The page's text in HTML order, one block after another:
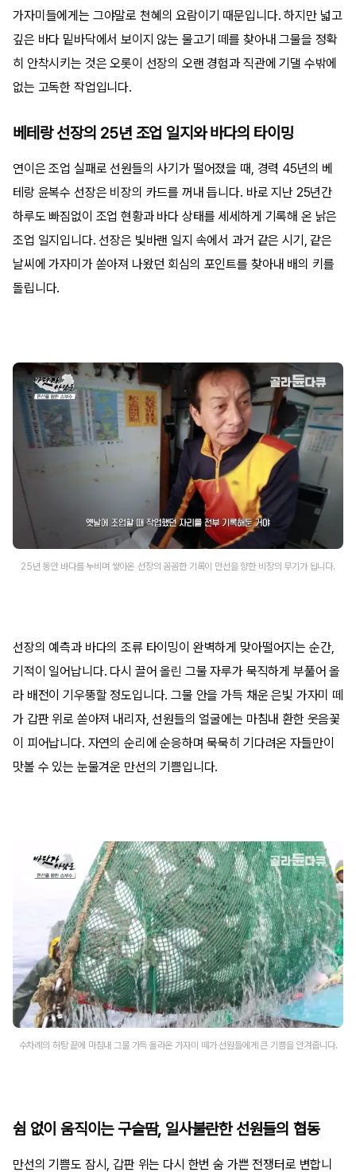
가자미들에게는 그야말로 천혜의 요람이기 때문입니다. 하지만 넓고
깊은 바다 밑바닥에서 보이지 않는 물고기 떼를 찾아내 그물을 정확
히 안착시키는 것은 오롯이 선장의 오랜 경험과 직관에 기댈 수밖에
없는 고독한 작업입니다.
베테랑 선장의 25년 조업 일지와 바다의 타이밍
연이은 조업 실패로 선원들의 사기가 떨어졌을 때, 경력 45년의 베
테랑 윤복수 선장은 비장의 카드를 꺼내 듭니다. 바로 지난 25년간
하루도 빠짐없이 조업 현황과 바다 상태를 세세하게 기록해 온 낡은
조업 일지입니다. 선장은 빛바랜 일지 속에서 과거 같은 시기, 같은
날씨에 가자미가 쏟아져 나왔던 회심의 포인트를 찾아내 배의 키를
돌립니다.
25년 동안 바다를 누비며 쌓아온 선장의 꼼꼼한 기록이 만선을 향한 비장의 무기가 됩니다.
선장의 예측과 바다의 조류 타이밍이 완벽하게 맞아떨어지는 순간,
기적이 일어납니다. 다시 끌어 올린 그물 자루가 묵직하게 부풀어 올
라 배전이 기우뚱할 정도입니다. 그물 안을 가득 채운 은빛 가자미 떼
가 갑판 위로 쏟아져 내리자, 선원들의 얼굴에는 마침내 환한 웃음꽃
이 피어납니다. 자연의 순리에 순응하며 묵묵히 기다려온 자들만이
맛볼 수 있는 눈물겨운 만선의 기쁨입니다.
수차례의 허탕 끝에 마침내 그물 가득 올라온 가자미 떼가 선원들에게 큰 기쁨을 안겨줍니다.
쉼 없이 움직이는 구슬땀, 일사불란한 선원들의 협동
만선의 기쁨도 잠시, 갑판 위는 다시 한번 숨 가쁜 전쟁터로 변합니